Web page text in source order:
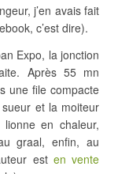
j’en avais fait
c’est dire).
Expo, la jonction
Après 55 mn
une file compacte
et la moiteur
en chaleur,
graal, enfin, au
est en vente